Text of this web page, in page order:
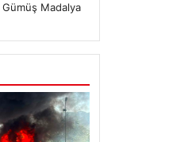
Gümüş Madalya